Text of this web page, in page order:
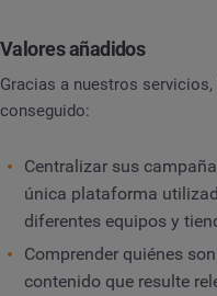
Valores añadidos
Gracias a nuestros servicios,
conseguido:
Centralizar sus
única plataforma
diferentes equipos y
Comprender quiénes
contenido que resulte